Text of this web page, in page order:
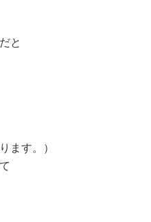
と
ます。）